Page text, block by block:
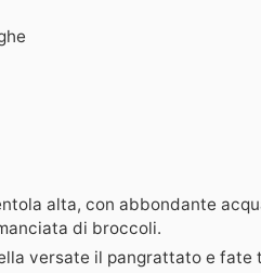
alta, con abbondante
di broccoli.
versate il pangrattato e fate